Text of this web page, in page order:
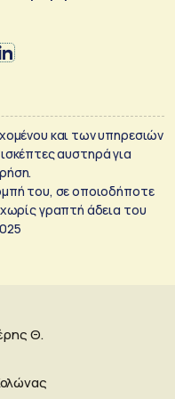
και των υπηρεσιών
αυστηρά για
του, σε οποιοδήποτε
γραπτή άδεια του
Θ.